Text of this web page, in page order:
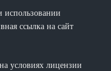
использовании
ссылка на сайт
условиях лицензии